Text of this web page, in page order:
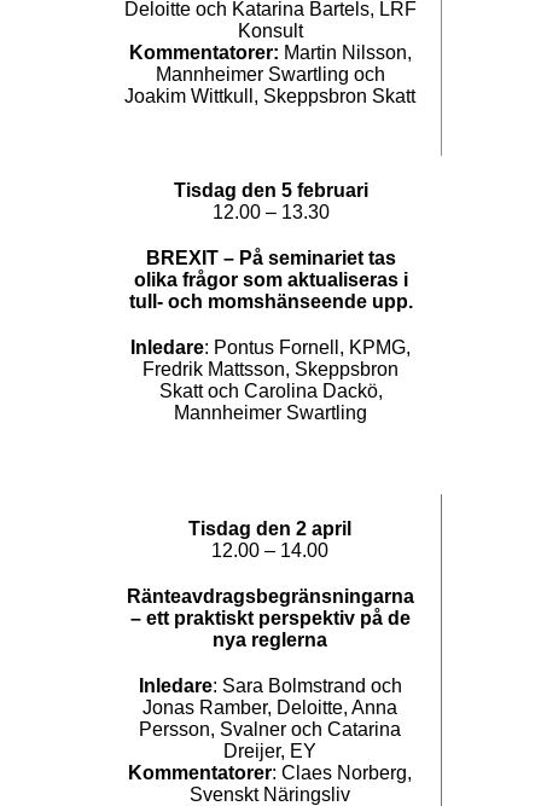
Deloitte och Katarina Bartels, LRF
Konsult
Kommentatorer: Martin Nilsson,
Mannheimer Swartling och
Joakim Wittkull, Skeppsbron Skatt
Tisdag den 5 februari
12.00 – 13.30
BREXIT – På seminariet tas
olika frågor som aktualiseras i
tull- och momshänseende upp.
Inledare: Pontus Fornell, KPMG,
Fredrik Mattsson, Skeppsbron
Skatt och Carolina Dackö,
Mannheimer Swartling
Tisdag den 2 april
12.00 – 14.00
Ränteavdragsbegränsningarna
– ett praktiskt perspektiv på de
nya reglerna
Inledare: Sara Bolmstrand och
Jonas Ramber, Deloitte, Anna
Persson, Svalner och Catarina
Dreijer, EY
Kommentatorer: Claes Norberg,
Svenskt Näringsliv